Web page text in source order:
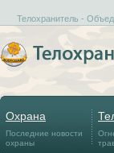
Телохранитель -
Охрана
Последние новости
охраны